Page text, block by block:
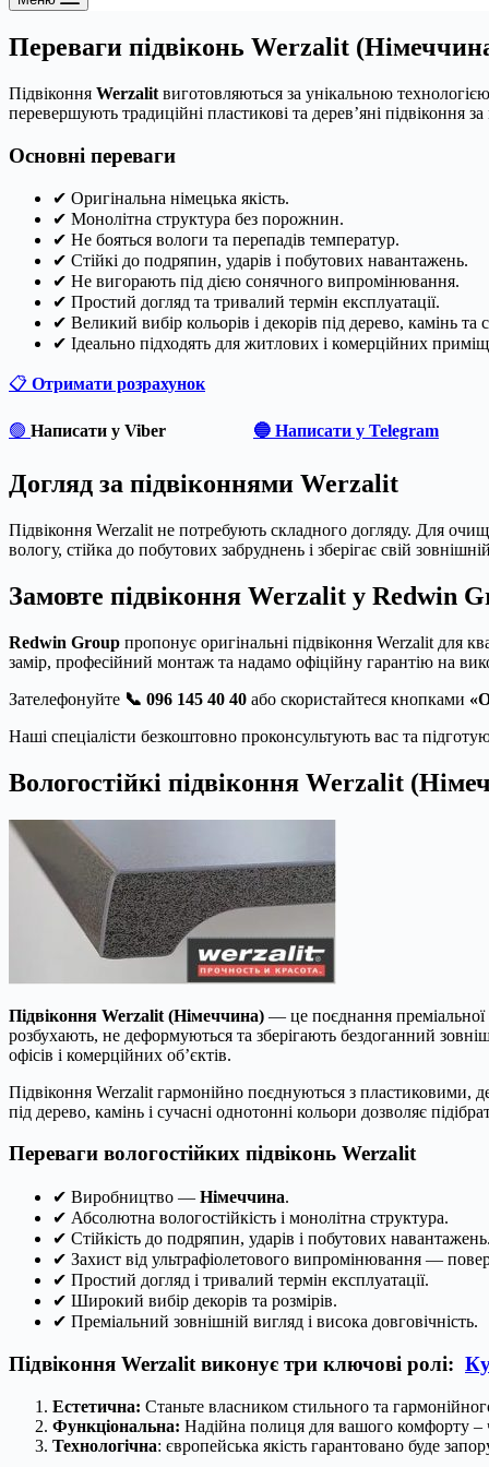
Переваги підвіконь Werzalit
Підвіконня Werzalit виготовляються за унікальною
перевершують традиційні пластикові та дерев’яні підвіконня
Основні переваги
✔ Оригінальна німецька якість.
✔ Монолітна структура без порожнин.
✔ Не бояться вологи та перепадів температур.
✔ Стійкі до подряпин, ударів і побутових навантажень.
✔ Не вигорають під дією сонячного випромінювання.
✔ Простий догляд та тривалий термін експлуатації.
✔ Великий вибір кольорів і декорів під дерево, камінь та
✔ Ідеально підходять для житлових і комерційних
📋 Отримати розрахунок
🟢 Написати у Viber 🔵 Написати у Telegram
Догляд за підвіконнями Werzalit
Підвіконня Werzalit не потребують складного догляду. Для
вологу, стійка до побутових забруднень і зберігає свій
Замовте підвіконня Werzalit у Redwin
Redwin Group пропонує оригінальні підвіконня Werzalit для
замір, професійний монтаж та надамо офіційну гарантію на
Зателефонуйте 📞 096 145 40 40 або скористайтеся кнопками
Наші спеціалісти безкоштовно проконсультують вас та
Вологостійкі підвіконня Werzalit
Підвіконня Werzalit (Німеччина) — це поєднання преміальної
розбухають, не деформуються та зберігають бездоганний
офісів і комерційних об’єктів.
Підвіконня Werzalit гармонійно поєднуються з пластиковими,
під дерево, камінь і сучасні однотонні кольори дозволяє
Переваги вологостійких підвіконь Werzalit
✔ Виробництво — Німеччина.
✔ Абсолютна вологостійкість і монолітна структура.
✔ Стійкість до подряпин, ударів і побутових
✔ Захист від ультрафіолетового випромінювання —
✔ Простий догляд і тривалий термін експлуатації.
✔ Широкий вибір декорів та розмірів.
✔ Преміальний зовнішній вигляд і висока довговічність.
Підвіконня Werzalit виконує три ключові ролі:
Естетична: Станьте власником стильного та
Функціональна: Надійна полиця для вашого комфорту
Технологічна: європейська якість гарантовано буде